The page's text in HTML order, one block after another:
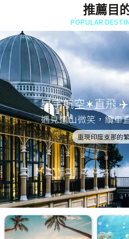
推薦目
POPULAR
星宇航空✶直飛
遇見遠山微笑，纜車
重現印度支那的